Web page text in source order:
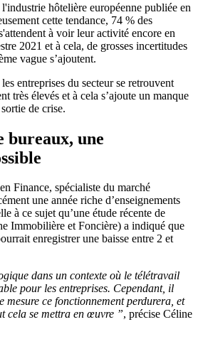
hôtelière européenne publiée en
cette tendance, 74 % des
à voir leur activité encore en
2021 et à cela, de grosses incertitudes
vague s’ajoutent.
entreprises du secteur se retrouvent
très élevés et à cela s’ajoute un manque
de crise.
une
Finance, spécialiste du marché
une année riche d’enseignements
à ce sujet qu’une étude récente de
Immobilière et Foncière) a indiqué que
enregistrer une baisse entre 2 et
dans un contexte où le télétravail
pour les entreprises. Cependant, il
mesure ce fonctionnement perdurera, et
cela se mettra en œuvre ”, précise Céline